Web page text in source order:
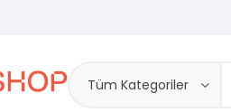
Tüm Kategoriler